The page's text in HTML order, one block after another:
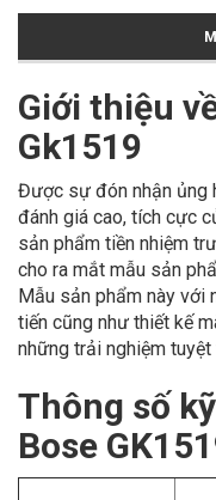
Giới thiệu
Gk1519
Được sự đón nhận ủng
đánh giá cao, tích cực
sản phẩm tiền nhiệm
cho ra mắt mẫu sản
Mẫu sản phẩm này với
tiến cũng như thiết kế
những trải nghiệm
Thông số
Bose